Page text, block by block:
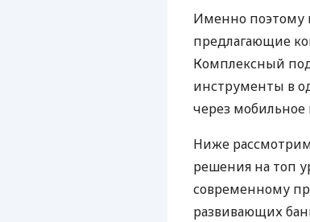
Именно поэтому
предлагающие
Комплексный
инструменты в
через
Ниже
решения на топ
современному
развивающих